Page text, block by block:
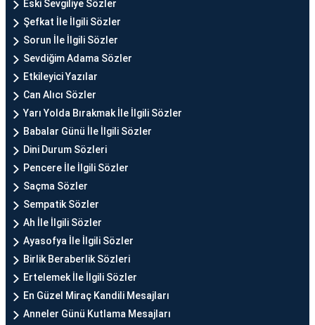
Eski Sevgiliye Sözler
Şefkat İle İlgili Sözler
Sorun İle İlgili Sözler
Sevdiğim Adama Sözler
Etkileyici Yazılar
Can Alıcı Sözler
Yarı Yolda Bırakmak İle İlgili Sözler
Babalar Günü İle İlgili Sözler
Dini Durum Sözleri
Pencere İle İlgili Sözler
Saçma Sözler
Sempatik Sözler
Ah İle İlgili Sözler
Ayasofya İle İlgili Sözler
Birlik Beraberlik Sözleri
Ertelemek İle İlgili Sözler
En Güzel Miraç Kandili Mesajları
Anneler Günü Kutlama Mesajları